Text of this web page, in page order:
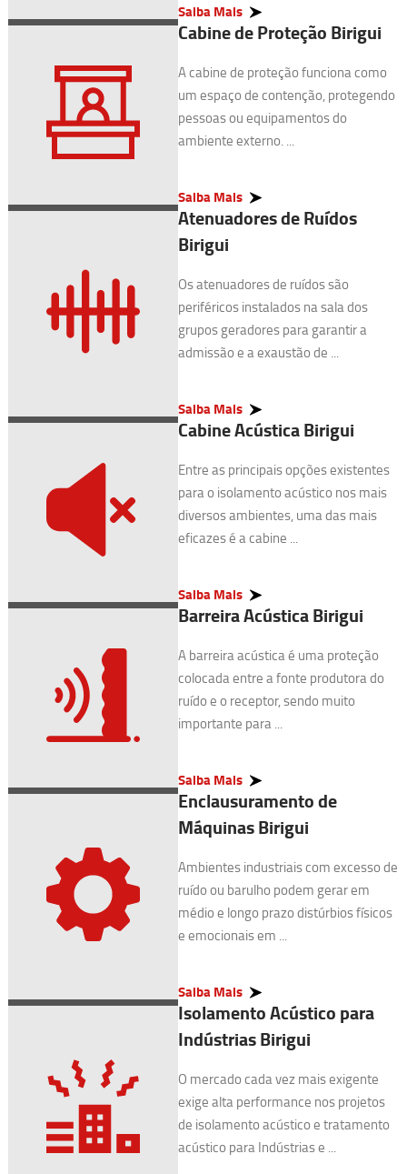
Saiba Mais
Cabine de Proteção Birigui
A cabine de proteção funciona como
um espaço de contenção, protegendo
pessoas ou equipamentos do
ambiente externo. ...
Saiba Mais
Atenuadores de Ruídos
Birigui
Os atenuadores de ruídos são
periféricos instalados na sala dos
grupos geradores para garantir a
admissão e a exaustão de ...
Saiba Mais
Cabine Acústica Birigui
Entre as principais opções existentes
para o isolamento acústico nos mais
diversos ambientes, uma das mais
eficazes é a cabine ...
Saiba Mais
Barreira Acústica Birigui
A barreira acústica é uma proteção
colocada entre a fonte produtora do
ruído e o receptor, sendo muito
importante para ...
Saiba Mais
Enclausuramento de
Máquinas Birigui
Ambientes industriais com excesso de
ruído ou barulho podem gerar em
médio e longo prazo distúrbios físicos
e emocionais em ...
Saiba Mais
Isolamento Acústico para
Indústrias Birigui
O mercado cada vez mais exigente
exige alta performance nos projetos
de isolamento acústico e tratamento
acústico para Indústrias e ...